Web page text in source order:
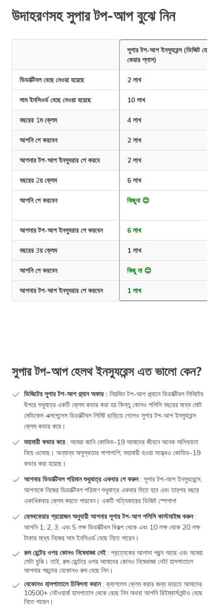
উদাহরণসহ সুপার টপ-আপ বুঝে নিন
সুপার টপ-আপ ইনস্যুরেন্স (ডিজিট হেলথ
কেয়ার প্লাস)
ডিডাক্টিবল বেছে নেওয়া হয়েছে 2 লাখ
সাম ইনসিওর্ড বেছে নেওয়া হয়েছে 10 লাখ
বছরের 1ম ক্লেম 4 লাখ
আপনি পে করবেন 2 লাখ
আপনার টপ-আপ ইনস্যুরার পে করবে 2 লাখ
বছরের 2য় ক্লেম 6 লাখ
আপনি পে করবেন কিছুনা 😊
আপনার টপ-আপ ইনস্যুরার পে করবেন 6 লাখ
বছরের 3য় ক্লেম 1 লাখ
আপনি পে করবেন কিছু না 😊
আপনার টপ-আপ ইনস্যুরার পে করবেন 1 লাখ
সুপার টপ-আপ হেলথ ইনস্যুরেন্স এত ভালো কেন?
ডিজিটের সুপার টপ-আপ প্ল্যান অফার : নিয়মিত টপ-আপ প্ল্যানে ডিডাক্টিবল লিমিটের
উপরে শুধুমাত্র একটি ক্লেম কভার করা হয় কিন্তু কোনও পলিসি বছরের মধ্যে মোট
মেডিকেল এক্সপেন্সেস ডিডাক্টিবল লিমিট ছাড়িয়ে গেলেও সুপার টপ-আপ ইনস্যুরেন্স
ক্লেম কভার করে।
মহামারী কভার করে : আমরা জানি কোভিড-19 আমাদের জীবনে অনেক অনিশ্চয়তা
নিয়ে এসেছে। অন্যান্য অসুস্থতার পাশাপাশি, মহামারী হওয়া সত্ত্বেও কোভিড-19
কভার করা হয়েছে।
আপনার ডিডাক্টিবল পরিমান শুধুমাত্র একবার পে করুন: সুপার টপ-আপ ইনস্যুরেন্সে,
আপনাকে নিজের ডিডাক্টিবল পরিমাণ শুধুমাত্র একবার দিতে হবে এবং তারপর বছরে
একাধিকবার ক্লেম করতে পারবেন। একটি সত্যিকারের ডিজিট স্পেশাল!
হেলথকেয়ার প্রয়োজন অনুযায়ী আপনার সুপার টপ-আপ পলিসি কাস্টমাইজ করুন:
আপনি 1, 2, 3, এবং 5 লক্ষ ডিডাক্টিবল বিকল্প থেকে এবং 10 লক্ষ থেকে 20 লক্ষ
টাকার মধ্যে নিজের সাম ইনসিওর্ড বেছে নিতে পারেন।
রুম রেন্টের ওপর কোনও নিষেধাজ্ঞা নেই: প্রত্যেকের আলাদা পছন্দ আছে এবং আমরা
সেটা বুঝি। তাই, রুম রেন্টেরে ওপর আমাদের কোনও নিষেধাজ্ঞা নেই! হাসপাতালে
আপনার পছন্দের যেকোনও রুম বেছে নিন।
যেকোনও হাসপাতালে চিকিৎসা করান: ক্যাশলেস ক্লেম করার জন্য ভারতে আমাদের
10500+ নেটওয়ার্ক হাসপাতাল থেকে বেছে নিন অথবা আপনি রিইম্বার্স‌মেন্টও বেছে
নিতে পারেন।